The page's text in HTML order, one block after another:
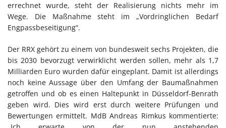
errechnet wurde, steht der Realisierung nichts mehr im
Wege. Die Maßnahme steht im „Vordringlichen Bedarf
Engpassbeseitigung“.
Der RRX gehört zu einem von bundesweit sechs Projekten, die
bis 2030 bevorzugt verwirklicht werden sollen, mehr als 1,7
Milliarden Euro wurden dafür eingeplant. Damit ist allerdings
noch keine Aussage über den Umfang der Baumaßnahmen
getroffen und ob es einen Haltepunkt in Düsseldorf-Benrath
geben wird. Dies wird erst durch weitere Prüfungen und
Bewertungen ermittelt. MdB Andreas Rimkus kommentierte: